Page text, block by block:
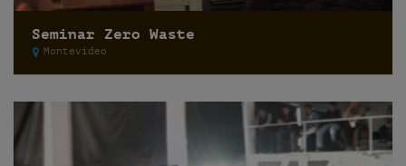
Seminar Zero Waste
Montevideo